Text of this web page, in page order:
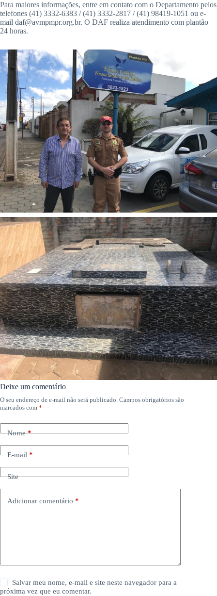
Para maiores informações, entre em contato com o Departamento pelos
telefones (41) 3332-6383 / (41) 3332-2817 / (41) 98419-1051 ou e-
mail daf@avmpmpr.org.br. O DAF realiza atendimento com plantão
24 horas.
Deixe um comentário
O seu endereço de e-mail não será publicado. Campos obrigatórios são
marcados com *
Nome*
E-mail*
Site
Adicionar comentário *
Salvar meu nome, e-mail e site neste navegador para a
próxima vez que eu comentar.